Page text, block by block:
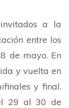
a la
entre los
de mayo. En
y vuelta en
y final.
29 al 30 de